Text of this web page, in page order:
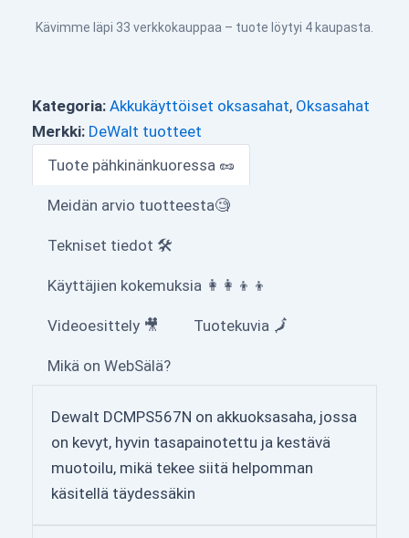
Kävimme läpi 33 verkkokauppaa – tuote löytyi 4 kaupasta.
Kategoria: Akkukäyttöiset oksasahat, Oksasahat
Merkki: DeWalt tuotteet
Tuote pähkinänkuoressa 🥜
Meidän arvio tuotteesta🧐
Tekniset tiedot 🛠
Käyttäjien kokemuksia 👩‍👩‍👦‍👦
Videoesittely 🎥 Tuotekuvia 🗾
Mikä on WebSälä?
Dewalt DCMPS567N on akkuoksasaha, jossa
on kevyt, hyvin tasapainotettu ja kestävä
muotoilu, mikä tekee siitä helpomman
käsitellä täydessäkin